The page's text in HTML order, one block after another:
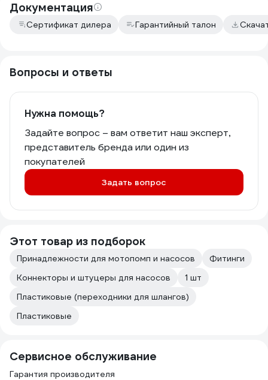
Документация
Сертификат дилера Гарантийный талон
Вопросы и ответы
Нужна помощь?
Задайте вопрос – вам ответит наш эксперт,
представитель бренда или один из
покупателей
Задать вопрос
Этот товар из подборок
Принадлежности для мотопомп и насосов
Фитинги
Коннекторы и штуцеры для насосов
1 шт
Пластиковые (переходники для шлангов)
Пластиковые
Сервисное обслуживание
Гарантия производителя